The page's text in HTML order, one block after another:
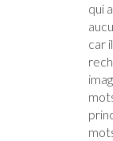
qui
car